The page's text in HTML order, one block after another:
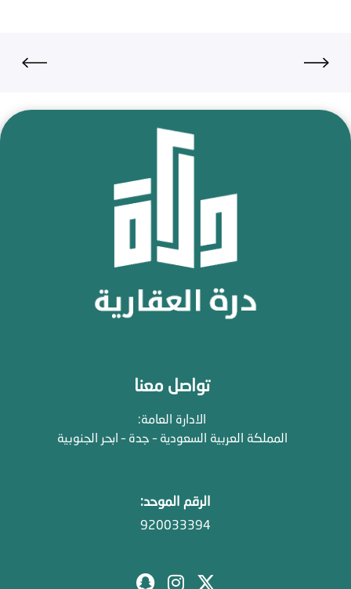
تواصل معنا
الادارة العامة:
المملكة العربية السعودية – جدة – ابحر الجنوبية
الرقم الموحد:
920033394